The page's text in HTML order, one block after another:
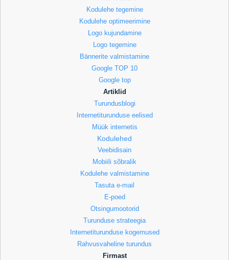
Kodulehe tegemine
Kodulehe optimeerimine
Logo kujundamine
Logo tegemine
Bännerite valmistamine
Google TOP 10
Google top
Artiklid
Turundusblogi
Internetiturunduse eelised
Müük internetis
Kodulehed
Veebidisain
Mobiili sõbralik
Kodulehe valmistamine
Tasuta e-mail
E-poed
Otsingumootorid
Turunduse strateegia
Internetiturunduse kogemused
Rahvusvaheline turundus
Firmast